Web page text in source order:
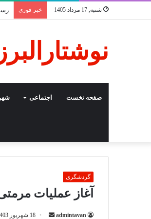
شنبه, 17 مرداد 1405 خبر فوری
نوشتارالبرز
صفحه نخست اجتماعی
گردشگری
آغاز عملیات
admintavan
ارسال18 شهریور 1403